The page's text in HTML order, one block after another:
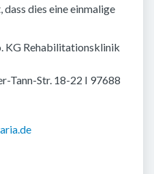
dies eine einmalige
KG Rehabilitationsklinik
Tann-Str. 18-22 I 97688